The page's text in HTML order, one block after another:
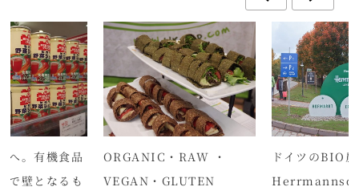
へ。有機食品
で壁となるも
ORGANIC・RAW ・
VEGAN・GLUTEN
ドイツのBIO